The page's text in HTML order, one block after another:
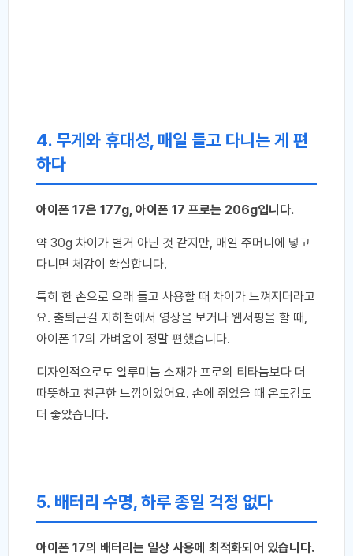
4. 무게와 휴대성, 매일 들고 다니는 게 편
하다
아이폰 17은 177g, 아이폰 17 프로는 206g입니다.
약 30g 차이가 별거 아닌 것 같지만, 매일 주머니에 넣고
다니면 체감이 확실합니다.
특히 한 손으로 오래 들고 사용할 때 차이가 느껴지더라고
요. 출퇴근길 지하철에서 영상을 보거나 웹서핑을 할 때,
아이폰 17의 가벼움이 정말 편했습니다.
디자인적으로도 알루미늄 소재가 프로의 티타늄보다 더
따뜻하고 친근한 느낌이었어요. 손에 쥐었을 때 온도감도
더 좋았습니다.
5. 배터리 수명, 하루 종일 걱정 없다
아이폰 17의 배터리는 일상 사용에 최적화되어 있습니다.